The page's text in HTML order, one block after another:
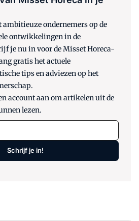
ambitieuze ondernemers op de
ontwikkelingen in de
je nu in voor de Misset Horeca-
gratis het actuele
tips en adviezen op het
account aan om artikelen uit de
lezen.
Schrijf je in!